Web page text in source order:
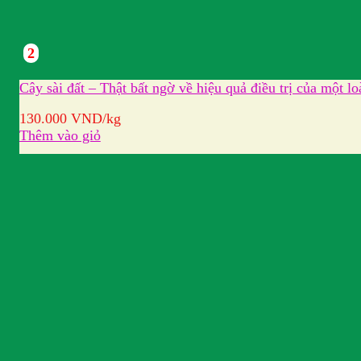
2
Cây sài đất – Thật bất ngờ về hiệu quả điều trị của một
130.000 VND/kg
Thêm vào giỏ